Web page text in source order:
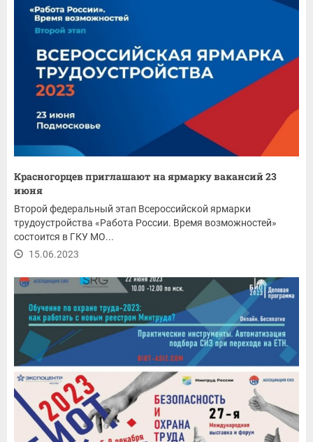
Красногорцев приглашают на ярмарку вакансий 23
июня
Второй федеральный этап Всероссийской ярмарки
трудоустройства «Работа России. Время возможностей»
состоится в ГКУ МО...
15.06.2023